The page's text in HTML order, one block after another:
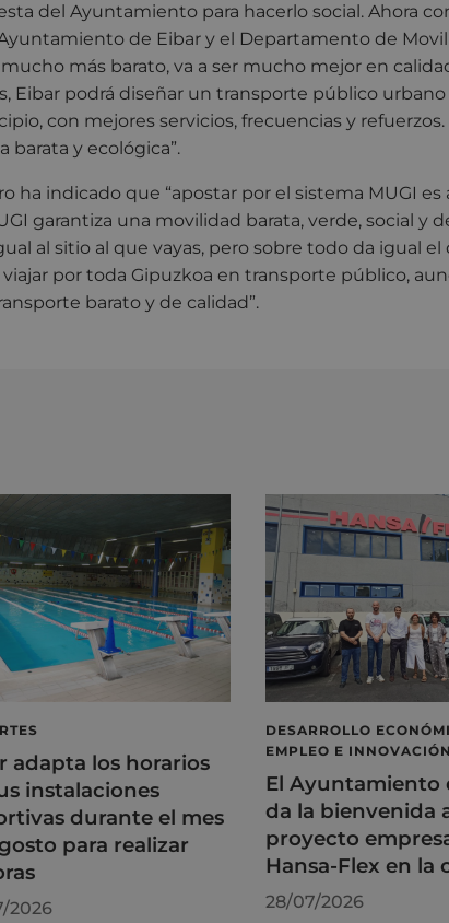
del Ayuntamiento para hacerlo social. Ahora
de Eibar y el Departamento de
mucho más barato, va a ser mucho mejor en
Eibar podrá diseñar un transporte público
con mejores servicios, frecuencias y
barata y ecológica”.
ha indicado que “apostar por el sistema MUGI
garantiza una movilidad barata, verde, social y
al sitio al que vayas, pero sobre todo da igual
viajar por toda Gipuzkoa en transporte público,
barato y de calidad”.
adapta los horarios
instalaciones
durante el mes
para realizar
2026
DESARROLLO
EMPLEO E INNOVACIÓN
El Ayuntamiento
da la bienvenida
proyecto
Hansa-Flex en la
28/07/2026